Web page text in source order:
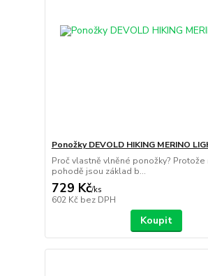
Ponožky DEVOLD HIKING MERINO
Proč vlastně vlněné ponožky? Protože
pohodě jsou základ b...
729 Kč/ks
602 Kč bez DPH
Koupit